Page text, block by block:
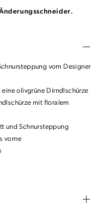
vom Designer
olivgrüne Dirndlschürze
mit floralem
und Schnursteppung
vorne